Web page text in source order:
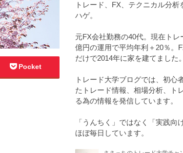
Pocket
トレード、FX、テクニカル分析
ハゲ。
元FX会社勤務の40代。現在トレ
億円の運用で平均年利＋20％。
だけで2014年に家を建てました。
トレード大学ブログでは、初心
たトレード情報、相場分析、ト
る為の情報を発信しています。
「うんちく」ではなく「実践向
ほぼ毎日しています。